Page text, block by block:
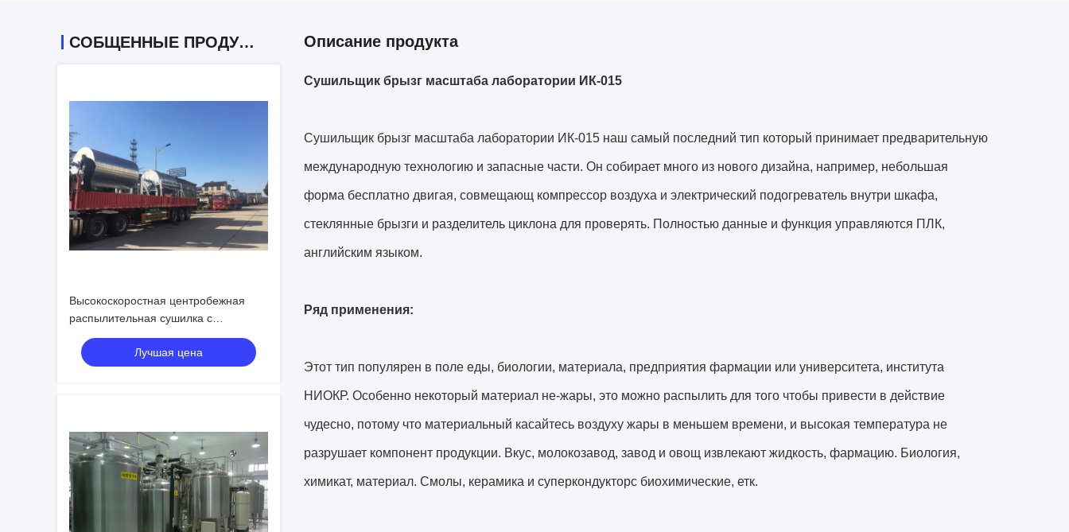
СОБЩЕННЫЕ ПРОДУКТЫ
Высокоскоростная центробежная
распылительная сушилка с
производительностью испарения 5-
1000 кг/ч, размером частиц 20-200
микрон и температурой на выходе
Лучшая цена
Описание продукта
Сушильщик брызг масштаба лаборатории ИК-015
Сушильщик брызг масштаба лаборатории ИК-015 наш самый последний тип который принимает предварительную
международную технологию и запасные части. Он собирает много из нового дизайна, например, небольшая
форма бесплатно двигая, совмещающ компрессор воздуха и электрический подогреватель внутри шкафа,
стеклянные брызги и разделитель циклона для проверять. Полностью данные и функция управляются ПЛК,
английским языком.
Ряд применения:
Этот тип популярен в поле еды, биологии, материала, предприятия фармации или университета, института
НИОКР. Особенно некоторый материал не-жары, это можно распылить для того чтобы привести в действие
чудесно, потому что материальный касайтесь воздуху жары в меньшем времени, и высокая температура не
разрушает компонент продукции. Вкус, молокозавод, завод и овощ извлекают жидкость, фармацию. Биология,
химикат, материал. Смолы, керамика и суперкондукторс биохимические, етк.